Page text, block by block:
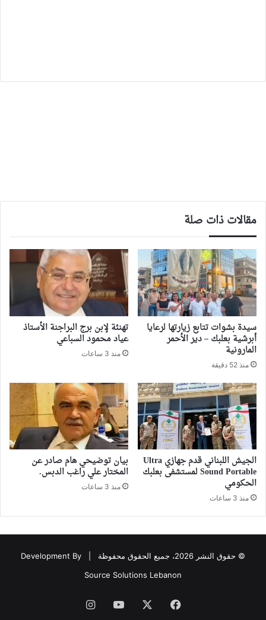
مقالات ذات صلة
سيدة بشوات تتابع زيارتها لرعايا
أبرشية بعلبك – دير الأحمر
المارونية
منذ 52 دقيقة
تهنئة لإبن برج البراجنة الأستاذ
عياد محمود السباعي
منذ 3 ساعات
الجيش اللبناني قدم جهازي Ultra
Sound Portable لمستشفى بعلبك
الحكومي
منذ 3 ساعات
بيان توضيحي هام صادر عن
المختار علي راغب الدبس.
منذ 3 ساعات
© حقوق النشر 2026، جميع الحقوق محفوظة |
Development By
Source Solutions Lebanon
فيسبوك ‫YouTubeانستقرام